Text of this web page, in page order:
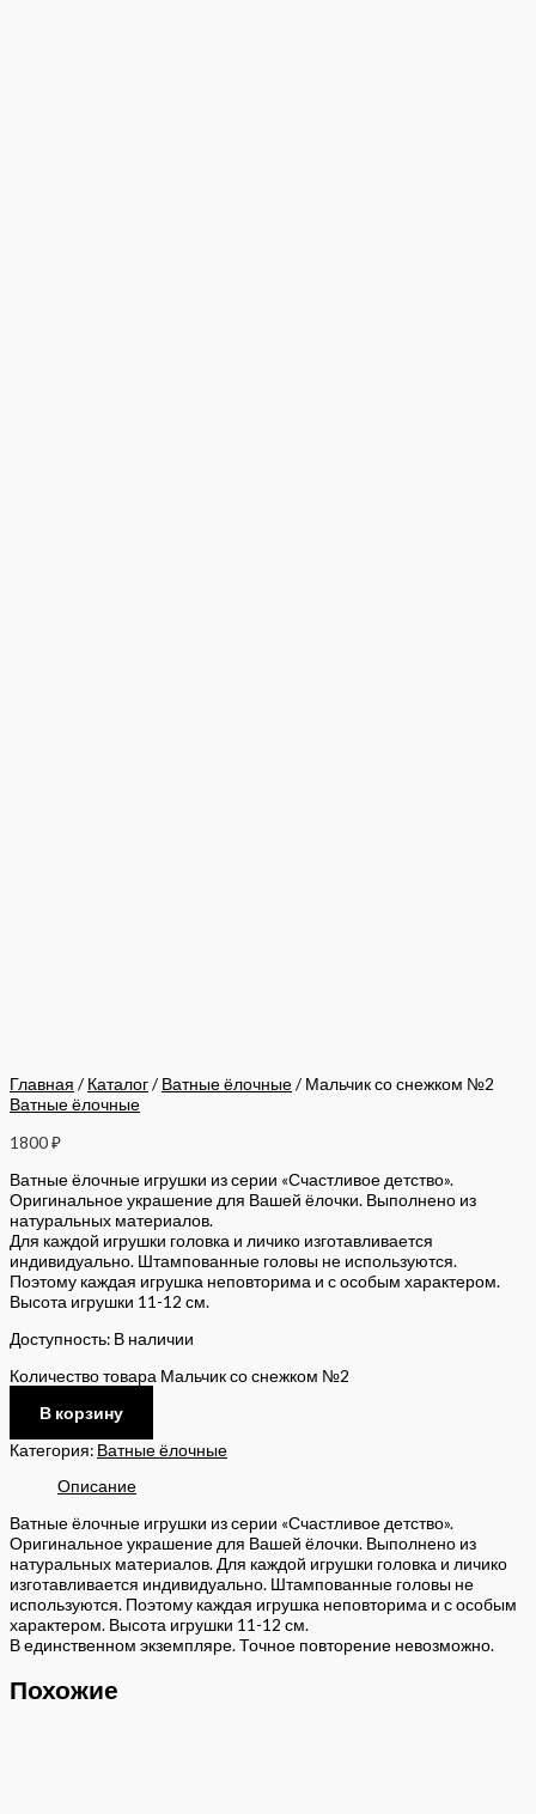
Главная / Каталог/ Ватные ёлочные/ Мальчик со снежком №2
Ватные ёлочные
1800₽
Ватные ёлочные игрушки из серии «Счастливое детство».
Оригинальное украшение для Вашей ёлочки. Выполнено из
натуральных материалов.
Для каждой игрушки головка и личико изготавливается
индивидуально. Штампованные головы не используются.
Поэтому каждая игрушка неповторима и с особым характером.
Высота игрушки 11-12 см.
Доступность: В наличии
Количество товара Мальчик со снежком №2
В корзину
Категория: Ватные ёлочные
Описание
Ватные ёлочные игрушки из серии «Счастливое детство».
Оригинальное украшение для Вашей ёлочки. Выполнено из
натуральных материалов. Для каждой игрушки головка и личико
изготавливается индивидуально. Штампованные головы не
используются. Поэтому каждая игрушка неповторима и с особым
характером. Высота игрушки 11-12 см.
В единственном экземпляре. Точное повторение невозможно.
Похожие